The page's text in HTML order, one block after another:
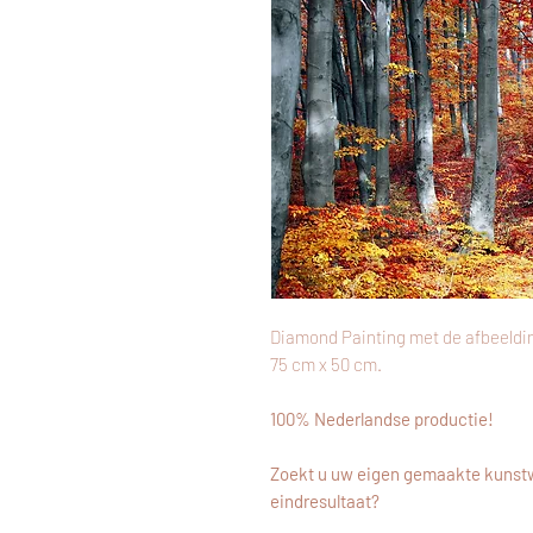
Diamond Painting met de
75 cm x 50 cm.
100% Nederlandse productie!
Zoekt u uw eigen gemaakte
eindresultaat?